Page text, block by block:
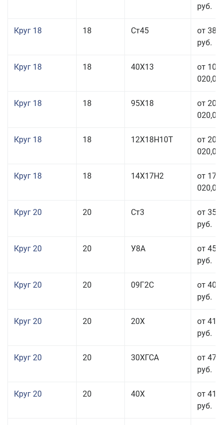
руб.
Круг 18 18 Ст45
от 38
руб.
Круг 18 18 40Х13
от 103
020,00
Круг 18 18 95Х18
от 208
020,00
Круг 18 18 12Х18Н10Т
от 209
020,00
Круг 18 18 14Х17Н2
от 175
020,00
Круг 20 20 Ст3
от 35
руб.
Круг 20 20 У8А
от 45
руб.
Круг 20 20 09Г2С
от 40
руб.
Круг 20 20 20Х
от 41
руб.
Круг 20 20 30ХГСА
от 47
руб.
Круг 20 20 40Х
от 41
руб.